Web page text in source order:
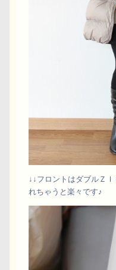
↓↓フロントはダブルＺ
れちゃうと楽々です♪